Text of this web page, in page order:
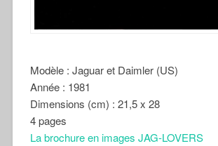
Modèle : Jaguar et Daimler (US)
Année : 1981
Dimensions (cm) : 21,5 x 28
4 pages
La brochure en images JAG-LOVERS